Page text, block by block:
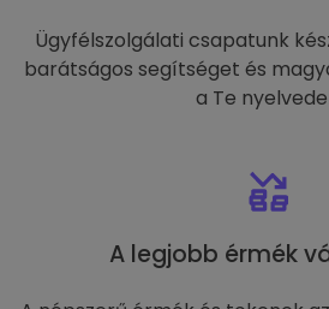
Ügyfélszolgálati csapatunk
barátságos segítséget és
a Te
A legjobb érmék